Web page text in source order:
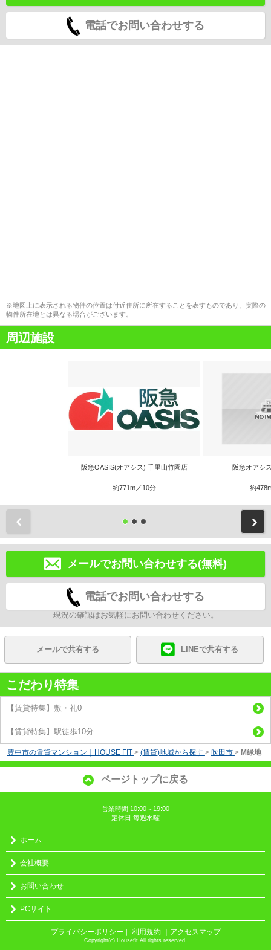
電話でお問い合わせする
※地図上に表示される物件の位置は付近住所に所在することを表すものであり、実際の
物件所在地とは異なる場合がございます。
周辺施設
阪急OASIS(オアシス) 千里山竹園店
約771m／10分
阪急オアシ
約
メールでお問い合わせする(無料)
電話でお問い合わせする
現況の確認はお気軽にお問い合わせください。
メールで共有する LINEで共有する
こだわり特集
【賃貸特集】敷・礼0
【賃貸特集】駅徒歩10分
豊中市の賃貸マンション｜HOUSE FIT > (賃貸)地域から探す > 吹田市 > M緑地
ページトップに戻る
営業時間:10:00～19:00
定休日:毎週水曜
ホーム
会社概要
お問い合わせ
PCサイト
プライバシーポリシー 利用規約 ｜アクセスマップ
Copyright(c) Housefit All rights reserved.